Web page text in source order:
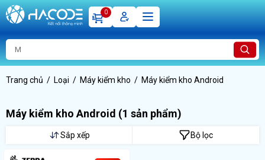
0
Trang chủ Loại Máy kiểm kho Máy kiểm kho Android
Máy kiểm kho Android (1 sản phẩm)
Sắp xếp Bộ lọc